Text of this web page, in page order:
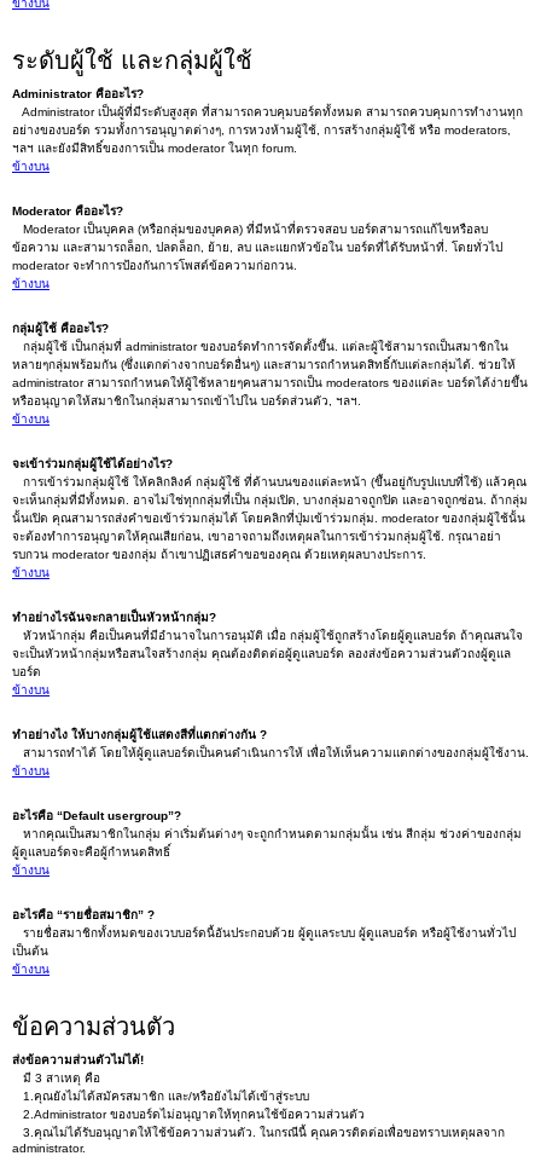
ข้างบน
ระดับผู้ใช้ และกลุ่มผู้ใช้
Administrator คืออะไร?
Administrator เป็นผู้ที่มีระดับสูงสุด ที่สามารถควบคุมบอร์ดทั้งหมด สามารถควบคุมการทำงานทุก
อย่างของบอร์ด รวมทั้งการอนุญาตต่างๆ, การหวงห้ามผู้ใช้, การสร้างกลุ่มผู้ใช้ หรือ moderators,
ฯลฯ และยังมีสิทธิ์ของการเป็น moderator ในทุก forum.
ข้างบน
Moderator คืออะไร?
Moderator เป็นบุคคล (หรือกลุ่มของบุคคล) ที่มีหน้าที่ตรวจสอบ บอร์ดสามารถแก้ไขหรือลบ
ข้อความ และสามารถล็อก, ปลดล็อก, ย้าย, ลบ และแยกหัวข้อใน บอร์ดที่ได้รับหน้าที่. โดยทั่วไป
moderator จะทำการป้องกันการโพสต์ข้อความก่อกวน.
ข้างบน
กลุ่มผู้ใช้ คืออะไร?
กลุ่มผู้ใช้ เป็นกลุ่มที่ administrator ของบอร์ดทำการจัดตั้งขึ้น. แต่ละผู้ใช้สามารถเป็นสมาชิกใน
หลายๆกลุ่มพร้อมกัน (ซึ่งแตกต่างจากบอร์ดอื่นๆ) และสามารถกำหนดสิทธิ์กับแต่ละกลุ่มได้. ช่วยให้
administrator สามารถกำหนดให้ผู้ใช้หลายๆคนสามารถเป็น moderators ของแต่ละ บอร์ดได้ง่ายขึ้น
หรืออนุญาตให้สมาชิกในกลุ่มสามารถเข้าไปใน บอร์ดส่วนตัว, ฯลฯ.
ข้างบน
จะเข้าร่วมกลุ่มผู้ใช้ได้อย่างไร?
การเข้าร่วมกลุ่มผู้ใช้ ให้คลิกลิงค์ กลุ่มผู้ใช้ ที่ด้านบนของแต่ละหน้า (ขึ้นอยู่กับรูปแบบที่ใช้) แล้วคุณ
จะเห็นกลุ่มที่มีทั้งหมด. อาจไม่ใช่ทุกกลุ่มที่เป็น กลุ่มเปิด, บางกลุ่มอาจถูกปิด และอาจถูกซ่อน. ถ้ากลุ่ม
นั้นเปิด คุณสามารถส่งคำขอเข้าร่วมกลุ่มได้ โดยคลิกที่ปุ่มเข้าร่วมกลุ่ม. moderator ของกลุ่มผู้ใช้นั้น
จะต้องทำการอนุญาตให้คุณเสียก่อน, เขาอาจถามถึงเหตุผลในการเข้าร่วมกลุ่มผู้ใช้. กรุณาอย่า
รบกวน moderator ของกลุ่ม ถ้าเขาปฏิเสธคำขอของคุณ ด้วยเหตุผลบางประการ.
ข้างบน
ทำอย่างไรฉันจะกลายเป็นหัวหน้ากลุ่ม?
หัวหน้ากลุ่ม คือเป็นคนที่มีอำนาจในการอนุมัติ เมื่อ กลุ่มผู้ใช้ถูกสร้างโดยผู้ดูแลบอร์ด ถ้าคุณสนใจ
จะเป็นหัวหน้ากลุ่มหรือสนใจสร้างกลุ่ม คุณต้องติดต่อผู้ดูแลบอร์ด ลองส่งข้อความส่วนตัวถงผู้ดูแล
บอร์ด
ข้างบน
ทำอย่างไง ให้บางกลุ่มผู้ใช้แสดงสีที่แตกต่างกัน ?
สามารถทำได้ โดยให้ผู้ดูแลบอร์ดเป็นคนดำเนินการให้ เพื่อให้เห็นความแตกต่างของกลุ่มผู้ใช้งาน.
ข้างบน
อะไรคือ “Default usergroup”?
หากคุณเป็นสมาชิกในกลุ่ม ค่าเริ่มต้นต่างๆ จะถูกกำหนดตามกลุ่มนั้น เช่น สีกลุ่ม ช่วงค่าของกลุ่ม
ผู้ดูแลบอร์ดจะคือผู้กำหนดสิทธิ์
ข้างบน
อะไรคือ “รายชื่อสมาชิก” ?
รายชื่อสมาชิกทั้งหมดของเวบบอร์ดนี้อันประกอบด้วย ผู้ดูแลระบบ ผู้ดูแลบอร์ด หรือผู้ใช้งานทั่วไป
เป็นต้น
ข้างบน
ข้อความส่วนตัว
ส่งข้อความส่วนตัวไม่ได้!
มี 3 สาเหตุ คือ
1.คุณยังไม่ได้สมัครสมาชิก และ/หรือยังไม่ได้เข้าสู่ระบบ
2.Administrator ของบอร์ดไม่อนุญาตให้ทุกคนใช้ข้อความส่วนตัว
3.คุณไม่ได้รับอนุญาตให้ใช้ข้อความส่วนตัว. ในกรณีนี้ คุณควรติดต่อเพื่อขอทราบเหตุผลจาก
administrator.